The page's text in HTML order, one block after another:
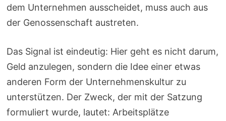
dem Unternehmen ausscheidet, muss auch aus
der Genossenschaft austreten.
Das Signal ist eindeutig: Hier geht es nicht darum,
Geld anzulegen, sondern die Idee einer etwas
anderen Form der Unternehmenskultur zu
unterstützen. Der Zweck, der mit der Satzung
formuliert wurde, lautet: Arbeitsplätze